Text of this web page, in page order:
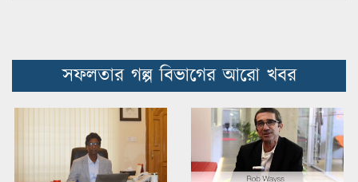
সফলতার গল্প বিভাগের আরো খবর